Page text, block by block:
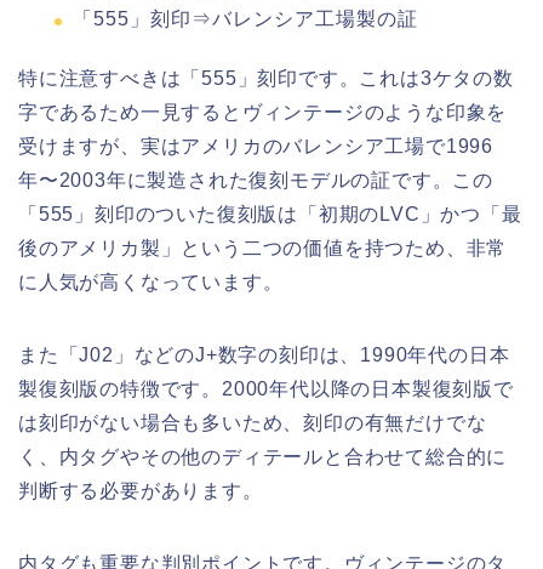
「555」刻印⇒バレンシア工場製の証
特に注意すべきは「555」刻印です。これは3ケタの数
字であるため一見するとヴィンテージのような印象を
受けますが、実はアメリカのバレンシア工場で1996
年〜2003年に製造された復刻モデルの証です。この
「555」刻印のついた復刻版は「初期のLVC」かつ「最
後のアメリカ製」という二つの価値を持つため、非常
に人気が高くなっています。
また「J02」などのJ+数字の刻印は、1990年代の日本
製復刻版の特徴です。2000年代以降の日本製復刻版で
は刻印がない場合も多いため、刻印の有無だけでな
く、内タグやその他のディテールと合わせて総合的に
判断する必要があります。
内タグも重要な判別ポイントです。ヴィンテージのタ